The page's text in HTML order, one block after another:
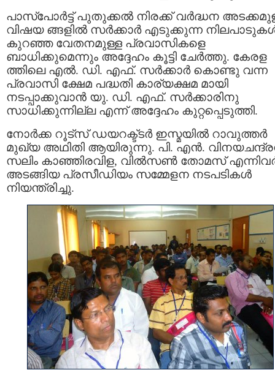
പാസ്‌പോര്‍ട്ട് പുതുക്കല്‍ നിരക്ക് വര്‍ദ്ധന
വിഷയ ങ്ങളില്‍ സര്‍ക്കാര്‍ എടുക്കുന്ന
കുറഞ്ഞ വേതനമുള്ള പ്രവാസികളെ
ബാധിക്കുമെന്നും അദ്ദേഹം കൂട്ടി ചേര്‍ത്തു. കേരള
ത്തിലെ എല്‍. ഡി. എഫ്. സര്‍ക്കാര്‍ കൊണ്ടു വന്ന
പ്രവാസി ക്ഷേമ പദ്ധതി കാര്യക്ഷമ മായി
നടപ്പാക്കുവാന്‍ യു. ഡി. എഫ്. സര്‍ക്കാരിനു
സാധിക്കുന്നില്ല എന്ന് അദ്ദേഹം കുറ്റപ്പെടുത്തി.
നോര്‍ക്ക റൂട്‌സ് ഡയറക്ട്ടര്‍ ഇസ്മയില്‍ റാവുത്തര്‍
മുഖ്യ അഥിതി ആയിരുന്നു. പി. എന്‍.
സലിം കാഞ്ഞിരവിള, വില്‍സണ്‍ തോമസ്
അടങ്ങിയ പ്രസീഡിയം സമ്മേളന നടപടികള്‍
നിയന്ത്രിച്ചു.